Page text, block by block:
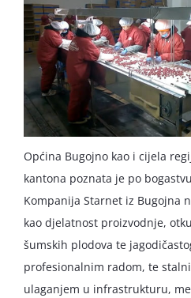
Općina Bugojno kao i cijela
kantona poznata je po
Kompanija Starnet iz Bugojna
kao djelatnost proizvodnje,
šumskih plodova te
profesionalnim radom, te
ulaganjem u infrastrukturu,